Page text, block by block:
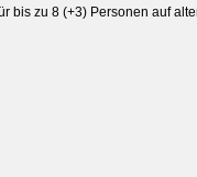
zu 8 (+3) Personen auf altem